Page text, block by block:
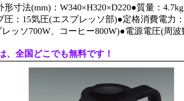
形寸法(mm)：W340×H320×D220●質量：
圧：15気圧(エスプレッソ部)●定格消費電力
ッソ700W、コーヒー800W)●電源電圧(周波
、全国どこでも無料です！